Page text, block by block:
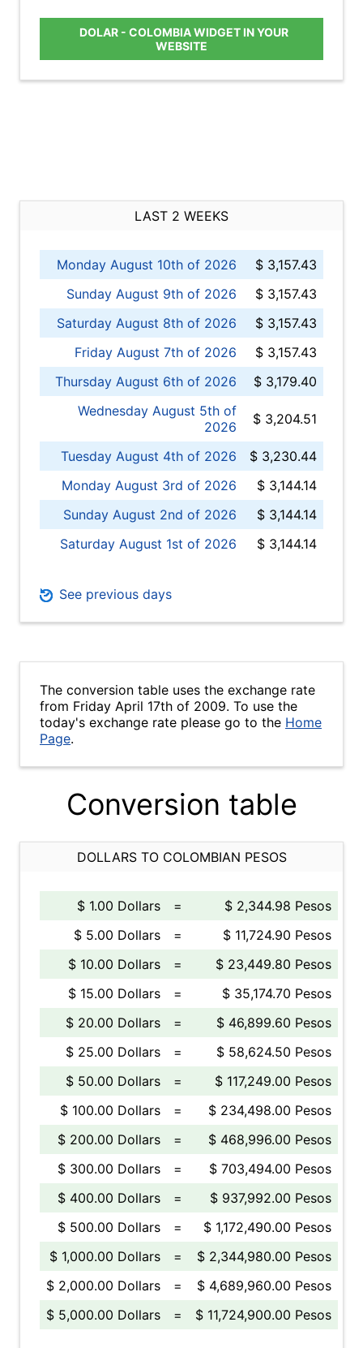
DOLAR - COLOMBIA WIDGET IN YOUR
WEBSITE
LAST 2 WEEKS
Monday August 10th of 2026
$ 3,157.43
Sunday August 9th of 2026
$ 3,157.43
Saturday August 8th of 2026
$ 3,157.43
Friday August 7th of 2026
$ 3,157.43
Thursday August 6th of 2026
$ 3,179.40
Wednesday August 5th of
2026
$ 3,204.51
Tuesday August 4th of 2026
$ 3,230.44
Monday August 3rd of 2026
$ 3,144.14
Sunday August 2nd of 2026
$ 3,144.14
Saturday August 1st of 2026
$ 3,144.14
See previous days
The conversion table uses the exchange rate
from Friday April 17th of 2009. To use the
today's exchange rate please go to the Home
Page.
Conversion table
DOLLARS TO COLOMBIAN PESOS
$ 1.00 Dollars =
$ 2,344.98 Pesos
$ 5.00 Dollars
=
$ 11,724.90 Pesos
$ 10.00 Dollars
=
$ 23,449.80 Pesos
$ 15.00 Dollars
=
$ 35,174.70 Pesos
$ 20.00 Dollars
=
$ 46,899.60 Pesos
$ 25.00 Dollars
=
$ 58,624.50 Pesos
$ 50.00 Dollars
=
$ 117,249.00 Pesos
$ 100.00 Dollars
=
$ 234,498.00 Pesos
$ 200.00 Dollars
=
$ 468,996.00 Pesos
$ 300.00 Dollars
=
$ 703,494.00 Pesos
$ 400.00 Dollars
=
$ 937,992.00 Pesos
$ 500.00 Dollars
=
$ 1,172,490.00 Pesos
$ 1,000.00 Dollars
=
$ 2,344,980.00 Pesos
$ 2,000.00 Dollars
=
$ 4,689,960.00 Pesos
$ 5,000.00 Dollars
= $ 11,724,900.00 Pesos